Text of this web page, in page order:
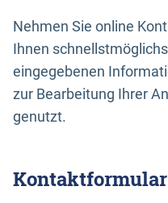
Nehmen Sie online
Ihnen
eingegebenen
zur Bearbeitung Ihrer
genutzt.
Kontaktformular